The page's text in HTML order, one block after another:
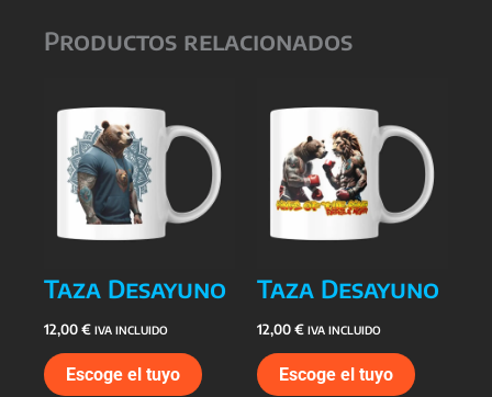
Productos relacionados
Taza Desayuno
12,00€ IVA INCLUIDO
Escoge el tuyo
Taza Desayuno
12,00€ IVA INCLUIDO
Escoge el tuyo